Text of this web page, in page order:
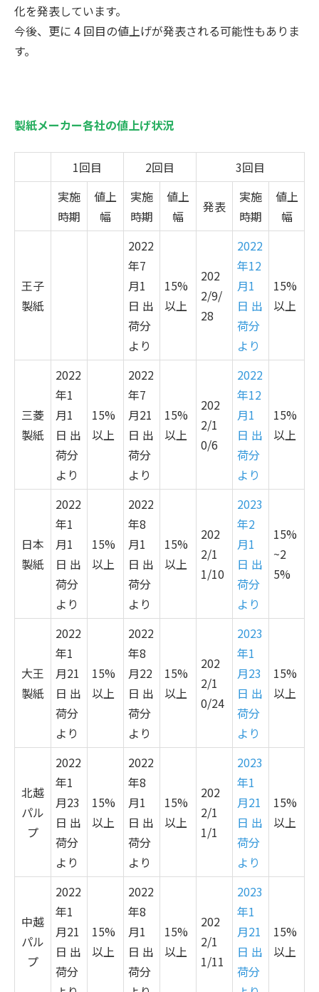
化を発表しています。
今後、更に 4 回目の値上げが発表される可能性もありま
す。
製紙メーカー各社の値上げ状況
1回目 2回目
3回目
実施
時期
値上
幅
実施
時期
値上
幅
発表
実施
時期
値上
幅
王子
製紙
2022
年7
月1
日 出
荷分
より
15%
以上
202
2/9/
28
2022
年12
月1
日 出
荷分
より
15%
以上
三菱
製紙
2022
年1
月1
日 出
荷分
より
15%
以上
2022
年7
月21
日 出
荷分
より
15%
以上
202
2/1
0/6
2022
年12
月1
日 出
荷分
より
15%
以上
日本
製紙
2022
年1
月1
日 出
荷分
より
15%
以上
2022
年8
月1
日 出
荷分
より
15%
以上
202
2/1
1/10
2023
年2
月1
日 出
荷分
より
15%
~2
5%
大王
製紙
2022
年1
月21
日 出
荷分
より
15%
以上
2022
年8
月22
日 出
荷分
より
15%
以上
202
2/1
0/24
2023
年1
月23
日 出
荷分
より
15%
以上
北越
パル
プ
2022
年1
月23
日 出
荷分
より
15%
以上
2022
年8
月1
日 出
荷分
より
15%
以上
202
2/1
1/1
2023
年1
月21
日 出
荷分
より
15%
以上
中越
パル
プ
2022
年1
月21
日 出
荷分
15%
以上
2022
年8
月1
日 出
荷分
15%
以上
202
2/1
1/11
2023
年1
月21
日 出
荷分
15%
以上